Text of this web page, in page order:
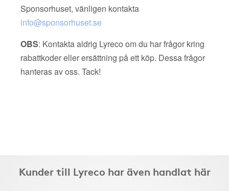
Sponsorhuset, vänligen kontakta
info@sponsorhuset.se
OBS: Kontakta aldrig Lyreco om du har frågor kring
rabattkoder eller ersättning på ett köp. Dessa frågor
hanteras av oss. Tack!
Kunder till Lyreco har även handlat här